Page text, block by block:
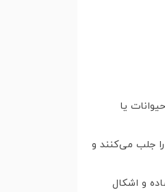
یا
جلب می‌کنند و
و اشکال